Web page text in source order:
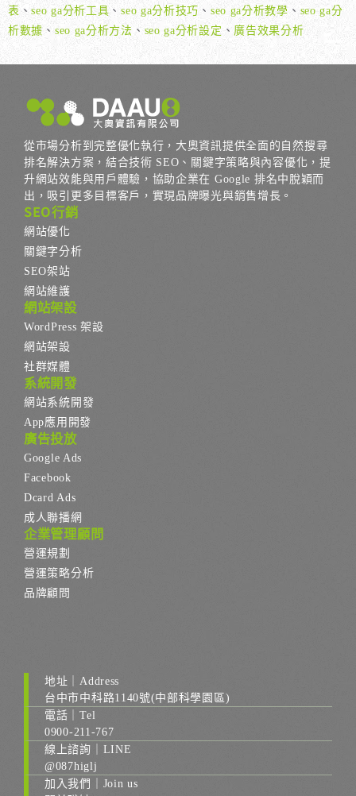
表 、seo ga分析工具 、seo ga分析技巧 、 seo ga分析教學 、seo ga分
析數據 、 seo ga分析方法 、 seo ga分析設定 、 廣告效果分析
從市場分析到完整優化執行，大奧資訊提供全面的自然搜尋
排名解決方案，結合技術 SEO、關鍵字策略與內容優化，提
升網站效能與用戶體驗，協助企業在 Google 排名中脫穎而
出，吸引更多目標客戶，實現品牌曝光與銷售增長。
SEO行銷
網站優化
關鍵字分析
SEO架站
網站維護
網站架設
WordPress 架設
網站架設
社群媒體
系統開發
網站系統開發
App應用開發
廣告投放
Google Ads
Facebook
Dcard Ads
成人聯播網
企業管理顧問
營運規劃
營運策略分析
品牌顧問
地址｜Address
台中市中科路1140號(中部科學園區)
電話｜Tel
0900-211-767
線上諮詢｜LINE
@087higlj
加入我們｜Join us